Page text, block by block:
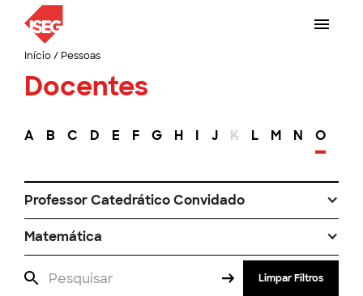
Início/ Pessoas
Docentes
A B C D E F G H I J K L M N O
Professor Catedrático Convidado
Matemática
Limpar Filtros